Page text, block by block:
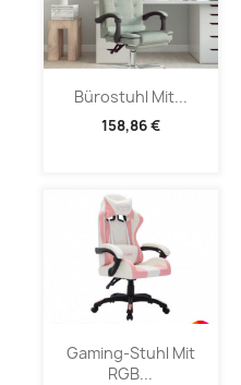
Bürostuhl Mit...
158,86 €
Gaming-Stuhl Mit
RGB...